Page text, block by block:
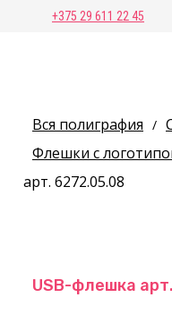
+375 29 611 22 45
Вся полиграфия /
Флешки с
арт. 6272.05.08
USB-флешка